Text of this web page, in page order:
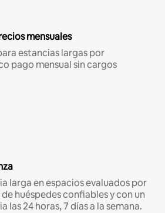
mensuales
estancias largas por
pago mensual sin cargos
larga en espacios evaluados por
huéspedes confiables y con un
las 24 horas, 7 días a la semana.